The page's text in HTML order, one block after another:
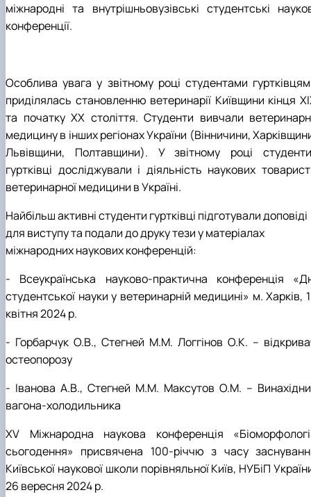
міжнародні та внутрішньовузівські студентські
конференції.
Особлива увага у звітному році студентами
приділялась становленню ветеринарії Київщини кінця
та початку ХХ століття. Студенти вивчали
медицину в інших регіонах України (Вінничини,
Львівщини, Полтавщини). У звітному році
гуртківці досліджували і діяльність наукових
ветеринарної медицини в Україні.
Найбільш активні студенти гуртківці підготували доповіді
для виступу та подали до друку тези у матеріалах
міжнародних наукових конференцій:
- Всеукраїнська науково-практична конференція
студентської науки у ветеринарній медицині» м. Харків,
квітня 2024 р.
- Горбарчук О.В., Стегней М.М. Логгінов О.К. –
остеопорозу
- Іванова А.В., Стегней М.М. Максутов О.М. –
вагона-холодильника
ХV Міжнародна наукова конференція
сьогодення» присвячена 100-річчю з часу
Київської наукової школи порівняльної Київ, НУБіП
26 вересня 2024 р.